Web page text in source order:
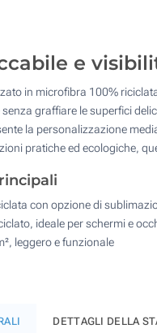
e
in microfibra 100%
graffiare le superfici
la personalizzazione
pratiche ed ecologiche,
con opzione di
ideale per schermi e
leggero e funzionale
DETTAGLI DELLA